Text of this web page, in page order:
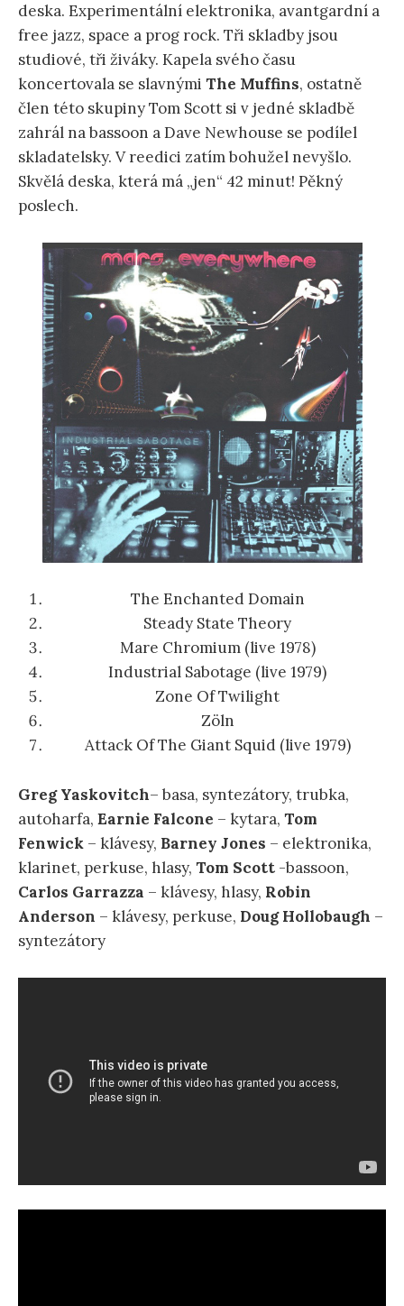
deska. Experimentální elektronika, avantgardní a
free jazz, space a prog rock. Tři skladby jsou
studiové, tři živáky. Kapela svého času
koncertovala se slavnými The Muffins, ostatně
člen této skupiny Tom Scott si v jedné skladbě
zahrál na bassoon a Dave Newhouse se podílel
skladatelsky. V reedici zatím bohužel nevyšlo.
Skvělá deska, která má „jen“ 42 minut! Pěkný
poslech.
The Enchanted Domain
Steady State Theory
Mare Chromium (live 1978)
Industrial Sabotage (live 1979)
Zone Of Twilight
Zöln
Attack Of The Giant Squid (live 1979)
Greg Yaskovitch– basa, syntezátory, trubka,
autoharfa, Earnie Falcone – kytara, Tom
Fenwick – klávesy, Barney Jones – elektronika,
klarinet, perkuse, hlasy, Tom Scott -bassoon,
Carlos Garrazza – klávesy, hlasy, Robin
Anderson – klávesy, perkuse, Doug Hollobaugh –
syntezátory